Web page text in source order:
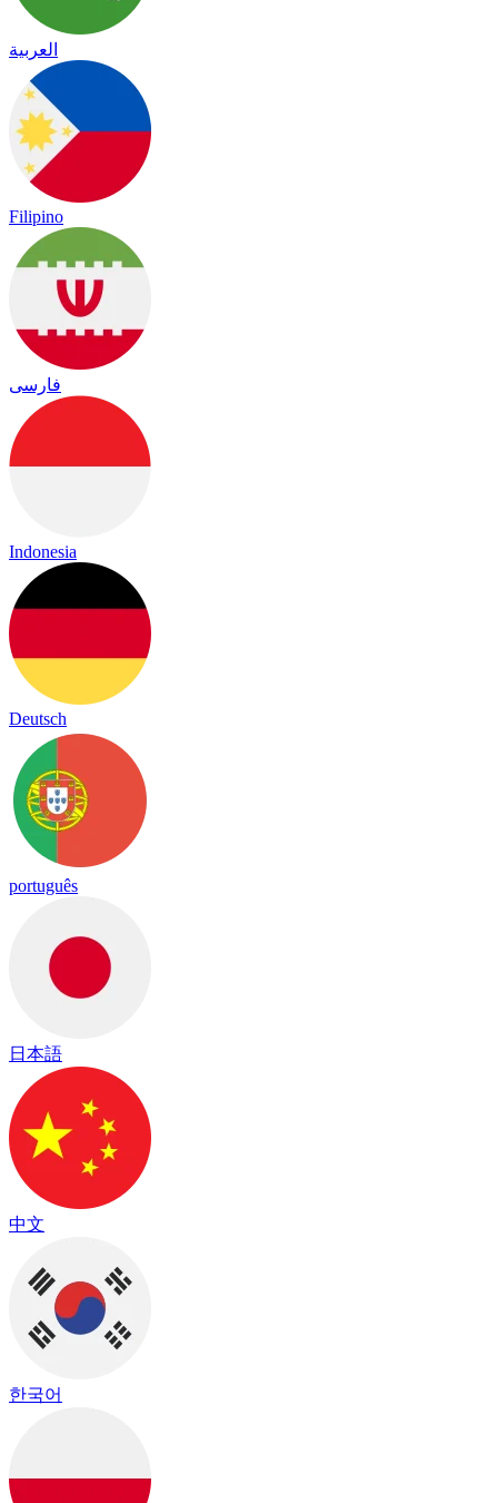
العربية
Filipino
فارسی
Indonesia
Deutsch
português
日本語
中文
한국어